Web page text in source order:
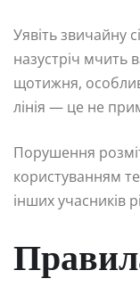
Уявіть звичайну
назустріч мчить
щотижня,
лінія — це не
Порушення
користуванням
інших учасників